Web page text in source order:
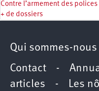
Contre l’armement des
+ de dossiers
Qui sommes-nous
Contact -
articles - Les